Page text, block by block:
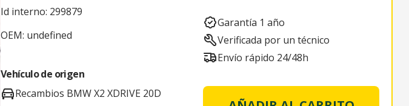
Id interno: 299879
OEM: undefined
Vehículo de origen
Recambios BMW X2 XDRIVE 20D
Garantía 1 año
Verificada por un técnico
Envío rápido 24/48h